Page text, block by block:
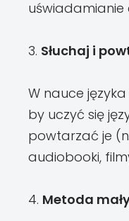
uświadamianie
3. Słuchaj i
W nauce
by uczyć się
powtarzać je
audiobooki,
4. Metoda